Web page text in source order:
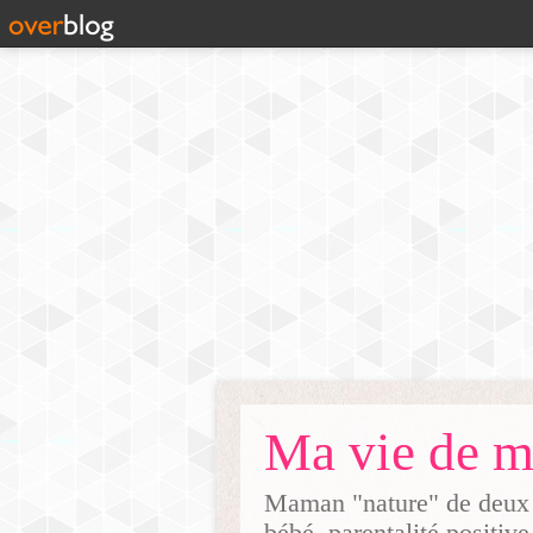
Maman "nature" de